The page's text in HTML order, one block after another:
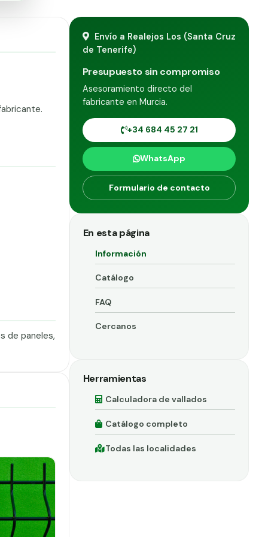
de paneles,
Envío a Realejos Los (Santa Cruz
de Tenerife)
Presupuesto sin compromiso
Asesoramiento directo del
fabricante en Murcia.
+34 684 45 27 21
WhatsApp
Formulario de contacto
En esta página
Información
Catálogo
FAQ
Cercanos
Herramientas
Calculadora de vallados
Catálogo completo
Todas las localidades